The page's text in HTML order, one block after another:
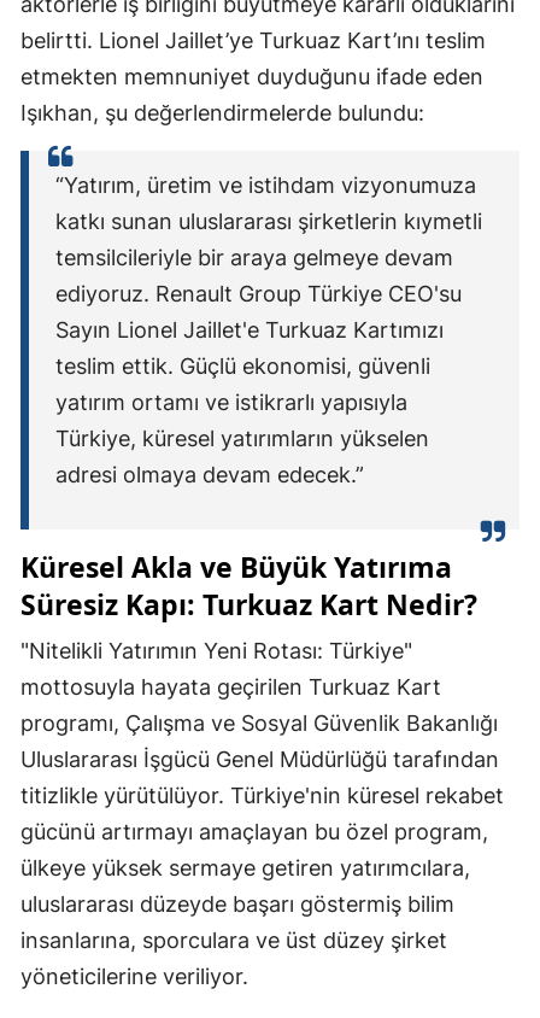
belirtti. Lionel Jaillet’ye Turkuaz Kart’ını teslim
etmekten memnuniyet duyduğunu ifade eden
Işıkhan, şu değerlendirmelerde bulundu:
“Yatırım, üretim ve istihdam vizyonumuza
katkı sunan uluslararası şirketlerin kıymetli
temsilcileriyle bir araya gelmeye devam
ediyoruz. Renault Group Türkiye CEO'su
Sayın Lionel Jaillet'e Turkuaz Kartımızı
teslim ettik. Güçlü ekonomisi, güvenli
yatırım ortamı ve istikrarlı yapısıyla
Türkiye, küresel yatırımların yükselen
adresi olmaya devam edecek.”
Küresel Akla ve Büyük Yatırıma
Süresiz Kapı: Turkuaz Kart Nedir?
"Nitelikli Yatırımın Yeni Rotası: Türkiye"
mottosuyla hayata geçirilen Turkuaz Kart
programı, Çalışma ve Sosyal Güvenlik Bakanlığı
Uluslararası İşgücü Genel Müdürlüğü tarafından
titizlikle yürütülüyor. Türkiye'nin küresel rekabet
gücünü artırmayı amaçlayan bu özel program,
ülkeye yüksek sermaye getiren yatırımcılara,
uluslararası düzeyde başarı göstermiş bilim
insanlarına, sporculara ve üst düzey şirket
yöneticilerine veriliyor.